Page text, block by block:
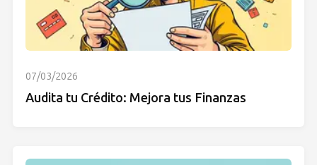
07/03/2026
Audita tu Crédito: Mejora tus Finanzas